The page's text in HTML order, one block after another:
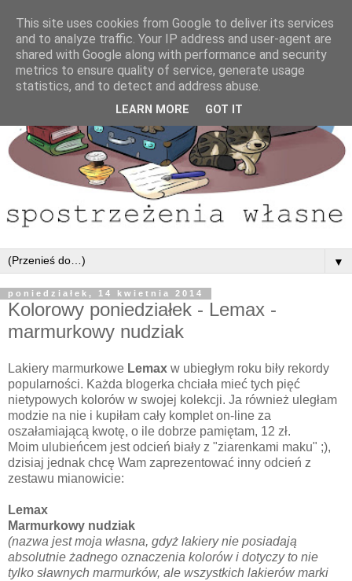
▼
poniedziałek, 14 kwietnia 2014
Kolorowy poniedziałek - Lemax -
marmurkowy nudziak
Lakiery marmurkowe Lemax w ubiegłym roku biły rekordy
popularności. Każda blogerka chciała mieć tych pięć
nietypowych kolorów w swojej kolekcji. Ja również uległam
modzie na nie i kupiłam cały komplet on-line za
oszałamiającą kwotę, o ile dobrze pamiętam, 12 zł.
Moim ulubieńcem jest odcień biały z "ziarenkami maku" ;),
dzisiaj jednak chcę Wam zaprezentować inny odcień z
zestawu mianowicie:
Lemax
Marmurkowy nudziak
(nazwa jest moja własna, gdyż lakiery nie posiadają
absolutnie żadnego oznaczenia kolorów i dotyczy to nie
tylko sławnych marmurków, ale wszystkich lakierów marki
This site uses cookies from Google to deliver its services
and to analyze traffic. Your IP address and user-agent are
shared with Google along with performance and security
metrics to ensure quality of service, generate usage
statistics, and to detect and address abuse.
LEARN MORE GOT IT